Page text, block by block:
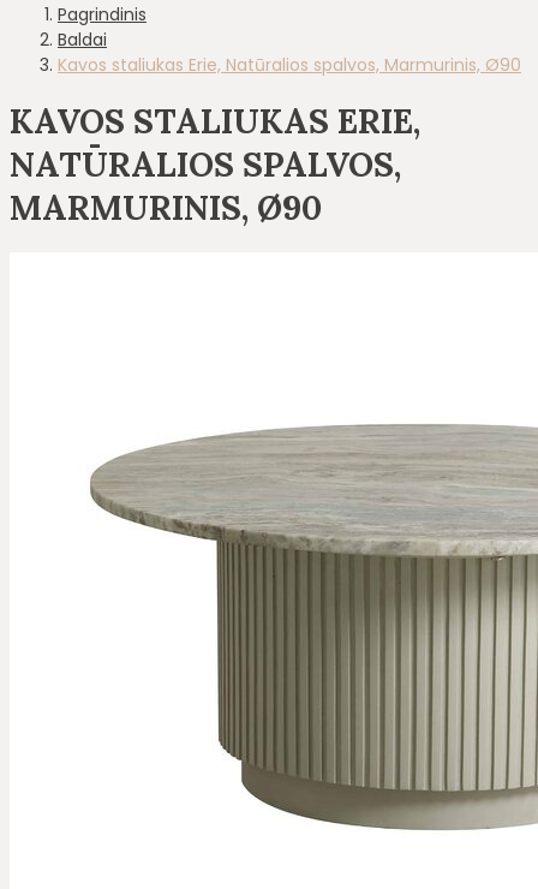
Pagrindinis
Baldai
Kavos staliukas Erie, Natūralios spalvos, Marmurinis, Ø90
KAVOS STALIUKAS ERIE,
NATŪRALIOS SPALVOS,
MARMURINIS, Ø90